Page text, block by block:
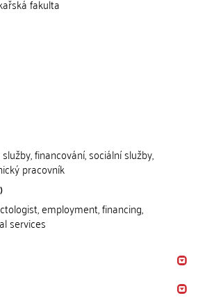
fakulta
financování, sociální služby,
pracovník
employment, financing,
services